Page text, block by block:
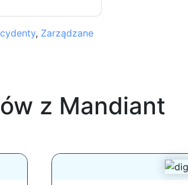
, Zarządzane
z Mandiant